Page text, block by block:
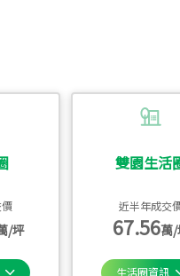
/坪
雙園生活
近半年成交
67.56萬/
生活圈資訊